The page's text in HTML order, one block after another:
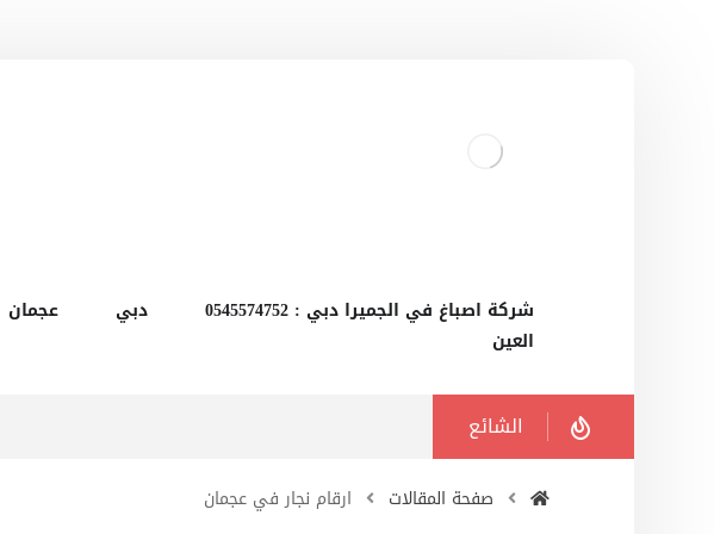
‫شركة اصباغ في الجميرا دبي : 0545574752 دبي عجمان
العين
الشائع
صفحة المقالات ارقام نجار في عجمان